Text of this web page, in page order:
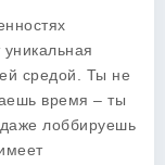
средой. Ты не
время – ты
лоббируешь